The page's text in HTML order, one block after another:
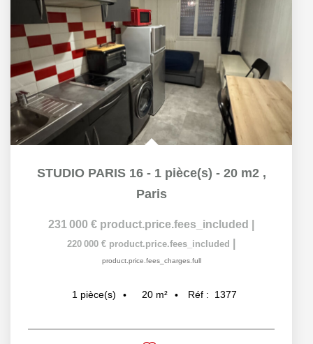
STUDIO PARIS 16 - 1 pièce(s) - 20 m2 ,
Paris
231 000 € product.price.fees_included
220 000 € product.price.fees_included
product.price.fees_charges.full
1 pièce(s) 20 m² Réf : 1377